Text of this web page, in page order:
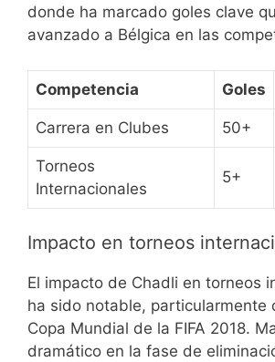
donde ha marcado goles clave
avanzado a Bélgica en las
Competencia Goles
Carrera en Clubes 50+
Torneos
Internacionales
5+
Impacto en torneos
El impacto de Chadli en torneos
ha sido notable, particularmente
Copa Mundial de la FIFA 2018.
dramático en la fase de